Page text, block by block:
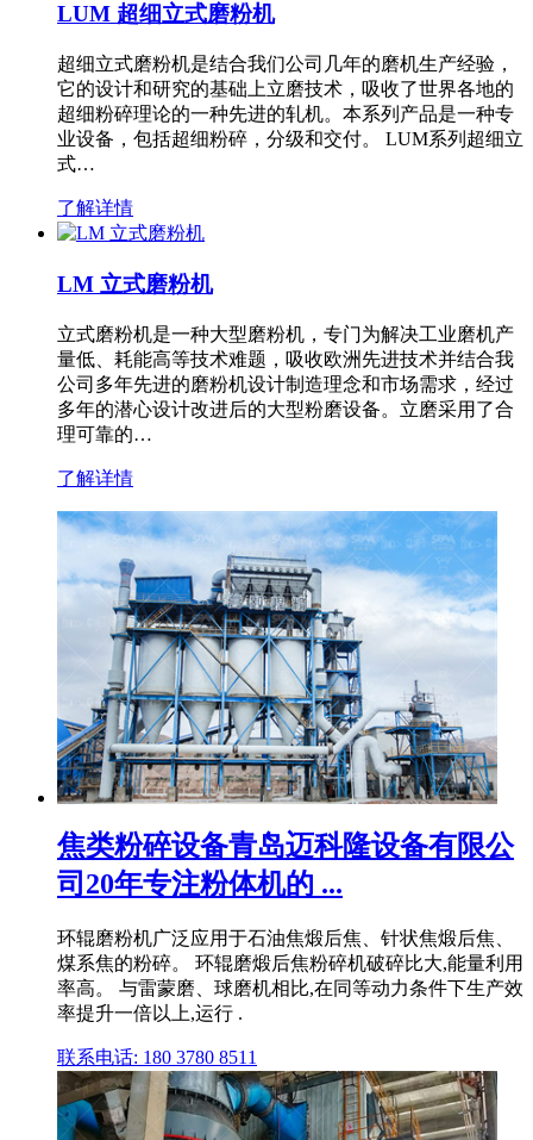
LUM 超细立式磨粉机
超细立式磨粉机是结合我们公司几年的磨机生产经验，
它的设计和研究的基础上立磨技术，吸收了世界各地的
超细粉碎理论的一种先进的轧机。本系列产品是一种专
业设备，包括超细粉碎，分级和交付。 LUM系列超细立
式…
了解详情
LM 立式磨粉机
立式磨粉机是一种大型磨粉机，专门为解决工业磨机产
量低、耗能高等技术难题，吸收欧洲先进技术并结合我
公司多年先进的磨粉机设计制造理念和市场需求，经过
多年的潜心设计改进后的大型粉磨设备。立磨采用了合
理可靠的…
了解详情
焦类粉碎设备青岛迈科隆设备有限公
司20年专注粉体机的 ...
环辊磨粉机广泛应用于石油焦煅后焦、针状焦煅后焦、
煤系焦的粉碎。 环辊磨煅后焦粉碎机破碎比大,能量利用
率高。 与雷蒙磨、球磨机相比,在同等动力条件下生产效
率提升一倍以上,运行 .
联系电话: 180 3780 8511